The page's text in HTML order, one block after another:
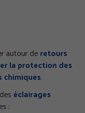
autour deretours
la protection des
chimiques.
éclairages
: